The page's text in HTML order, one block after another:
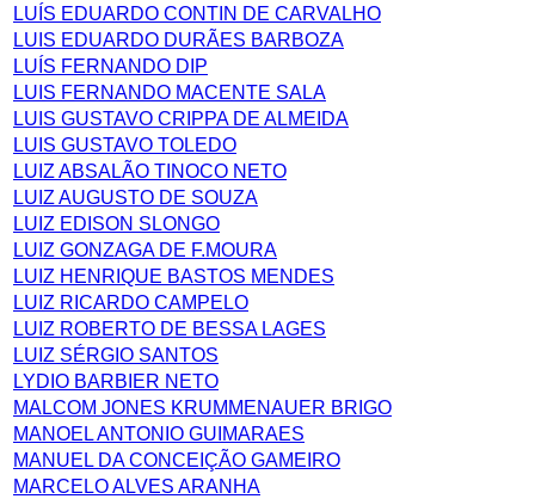
LUÍS EDUARDO CONTIN DE CARVALHO
LUIS EDUARDO DURÃES BARBOZA
LUÍS FERNANDO DIP
LUIS FERNANDO MACENTE SALA
LUIS GUSTAVO CRIPPA DE ALMEIDA
LUIS GUSTAVO TOLEDO
LUIZ ABSALÃO TINOCO NETO
LUIZ AUGUSTO DE SOUZA
LUIZ EDISON SLONGO
LUIZ GONZAGA DE F.MOURA
LUIZ HENRIQUE BASTOS MENDES
LUIZ RICARDO CAMPELO
LUIZ ROBERTO DE BESSA LAGES
LUIZ SÉRGIO SANTOS
LYDIO BARBIER NETO
MALCOM JONES KRUMMENAUER BRIGO
MANOEL ANTONIO GUIMARAES
MANUEL DA CONCEIÇÃO GAMEIRO
MARCELO ALVES ARANHA